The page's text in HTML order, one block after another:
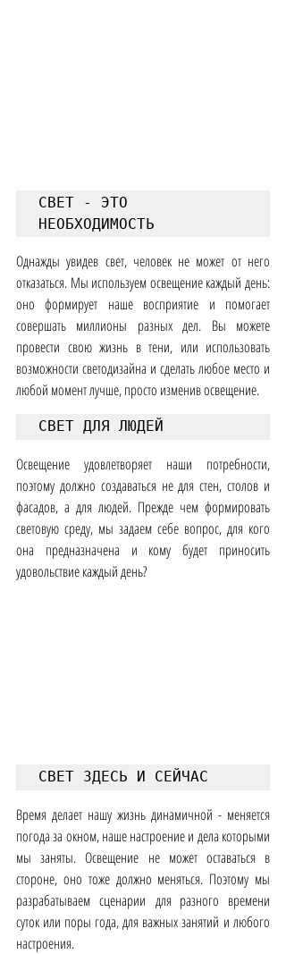
СВЕТ - ЭТО
НЕОБХОДИМОСТЬ
Однажды увидев свет, человек не может от него
отказаться. Мы используем освещение каждый день:
оно формирует наше восприятие и помогает
совершать миллионы разных дел. Вы можете
провести свою жизнь в тени, или использовать
возможности светодизайна и сделать любое место и
любой момент лучше, просто изменив освещение.
СВЕТ ДЛЯ ЛЮДЕЙ
Освещение удовлетворяет наши потребности,
поэтому должно создаваться не для стен, столов и
фасадов, а для людей. Прежде чем формировать
световую среду, мы задаем себе вопрос, для кого
она предназначена и кому будет приносить
удовольствие каждый день?
СВЕТ ЗДЕСЬ И СЕЙЧАС
Время делает нашу жизнь динамичной - меняется
погода за окном, наше настроение и дела которыми
мы заняты. Освещение не может оставаться в
стороне, оно тоже должно меняться. Поэтому мы
разрабатываем сценарии для разного времени
суток или поры года, для важных занятий и любого
настроения.